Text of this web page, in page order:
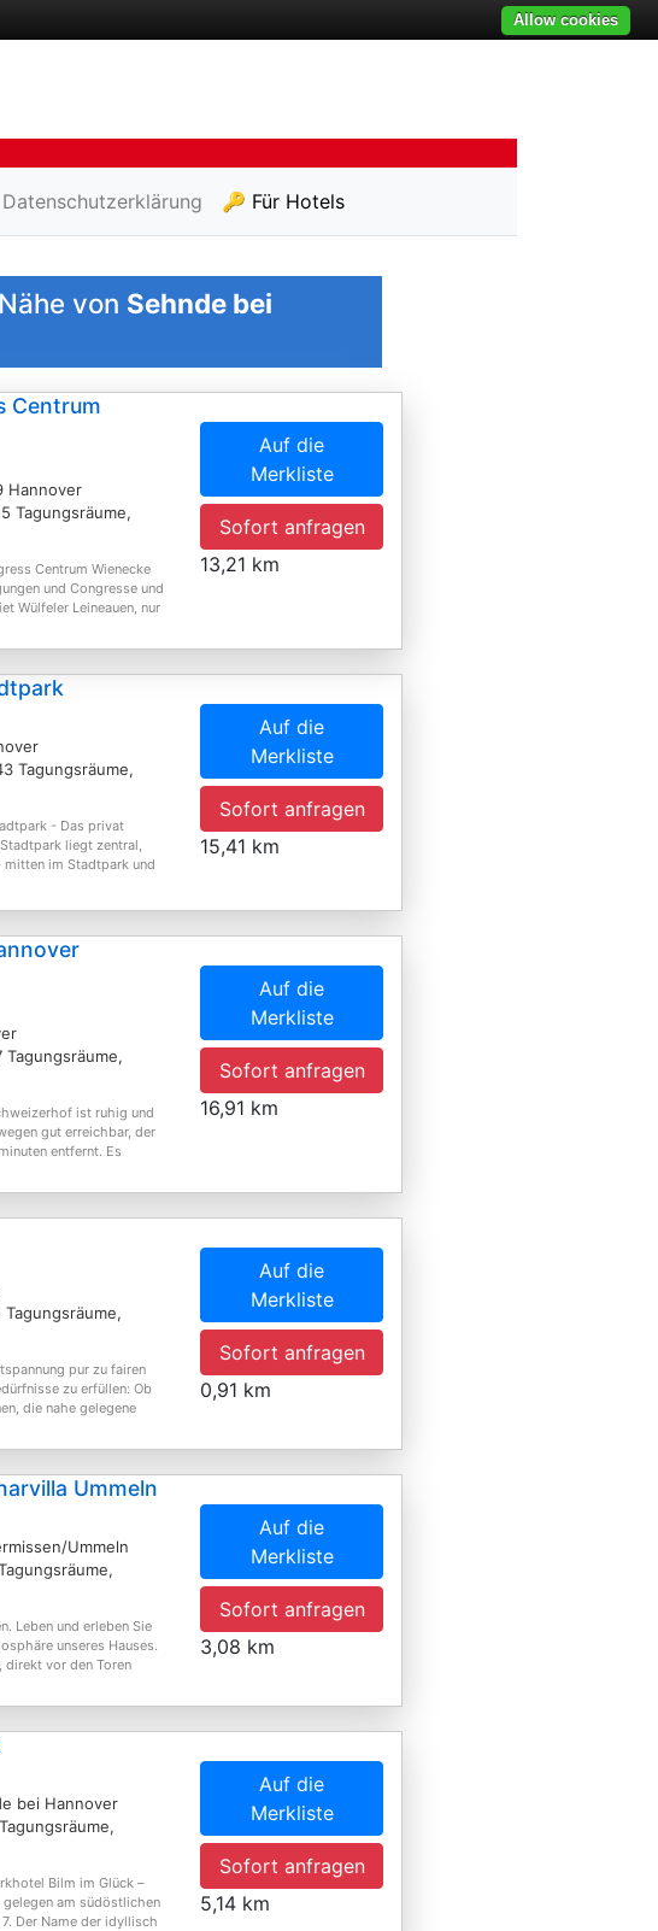
Datenschutzerklärung 🔑 Für Hotels
von Sehnde bei
Centrum
Hannover
Tagungsräume,
Centrum Wienecke
und Congresse und
Wülfeler Leineauen, nur
Auf die
Merkliste
Sofort anfragen
13,21 km
Tagungsräume,
- Das privat
liegt zentral,
im Stadtpark und
Auf die
Merkliste
Sofort anfragen
15,41 km
ist ruhig und
gut erreichbar, der
entfernt. Es
Auf die
Merkliste
Sofort anfragen
16,91 km
pur zu fairen
zu erfüllen: Ob
die nahe gelegene
Auf die
Merkliste
Sofort anfragen
0,91 km
Ummeln
Ummeln
Leben und erleben Sie
unseres Hauses.
direkt vor den Toren
Auf die
Merkliste
Sofort anfragen
3,08 km
bei Hannover
Bilm im Glück –
am südöstlichen
Der Name der idyllisch
Auf die
Merkliste
Sofort anfragen
5,14 km
Allow cookies